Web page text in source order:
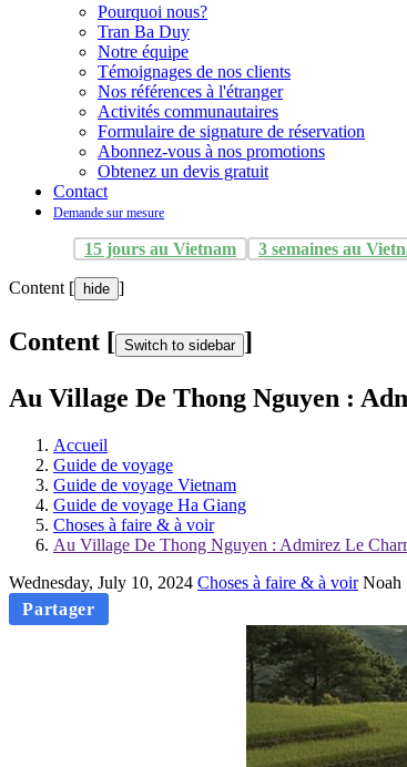
Pourquoi nous?
Tran Ba Duy
Notre équipe
Témoignages de nos clients
Nos références à l'étranger
Activités communautaires
Formulaire de signature de réservation
Abonnez-vous à nos promotions
Obtenez un devis gratuit
Contact
Demande sur mesure
15 jours au Vietnam 3 semaines au
Content [ hide ]
Content [ Switch to sidebar ]
Au Village De Thong Nguyen :
Accueil
Guide de voyage
Guide de voyage Vietnam
Guide de voyage Ha Giang
Choses à faire & à voir
Au Village De Thong Nguyen : Admirez Le
Wednesday, July 10, 2024 Choses à faire & à voir Noah
Partager